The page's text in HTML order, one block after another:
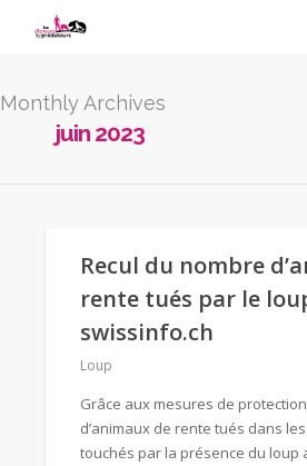
Monthly Archives
juin 2023
Recul du nombre
rente tués par le
swissinfo.ch
Loup
Grâce aux mesures de
d’animaux de rente tués dans
touchés par la présence du loup